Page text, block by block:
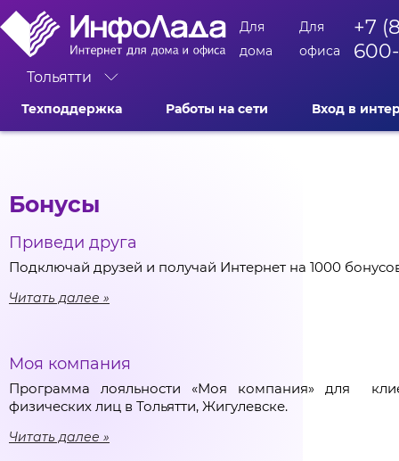
Тольятти
Для
дома
Для
офиса
+7
Техподдержка Работы на сети Вход в
Бонусы
Приведи друга
Подключай друзей и получай Интернет на 1000
Читать далее
Моя компания
Программа лояльности «Моя компания» для
физических лиц в Тольятти, Жигулевске.
Читать далее